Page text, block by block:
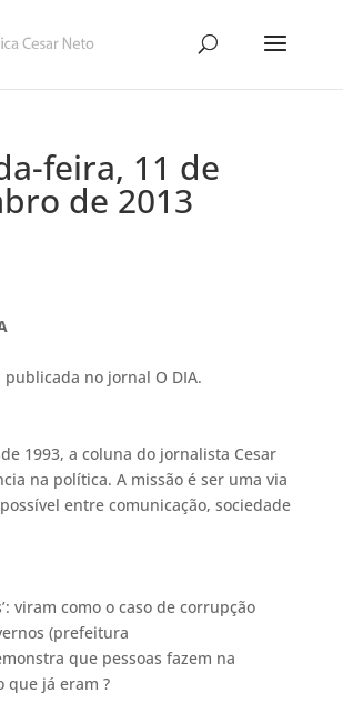
feira, 11 de
de 2013
publicada no jornal O DIA.
1993, a coluna do jornalista Cesar
na política. A missão é ser uma via
entre comunicação, sociedade
viram como o caso de corrupção
(prefeitura
que pessoas fazem na
que já eram ?